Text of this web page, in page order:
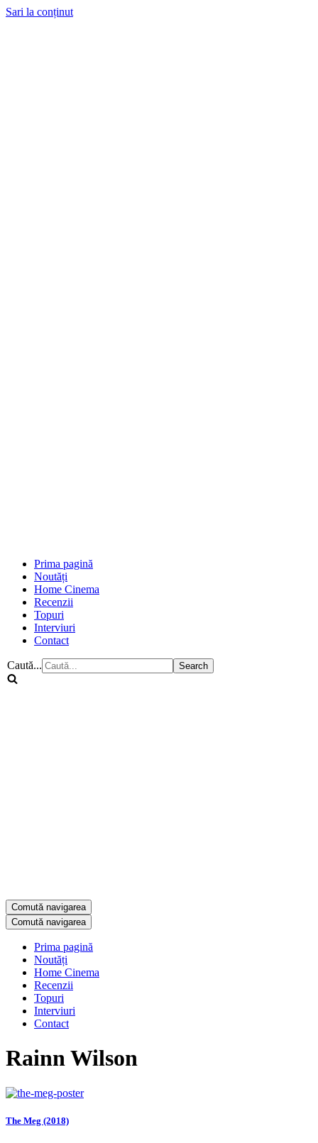
Sari la conținut
Prima pagină
Noutăți
Home Cinema
Recenzii
Topuri
Interviuri
Contact
Caută...
Comută navigarea
Comută navigarea
Prima pagină
Noutăți
Home Cinema
Recenzii
Topuri
Interviuri
Contact
Rainn Wilson
The Meg (2018)